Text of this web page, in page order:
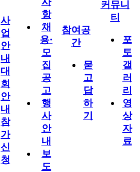
사
업
안
내
대
회
안
내
참
가
신
청
항
채
용·
모
집
공
고
행
사
안
내
보
도
참여공
간
묻
고
답
하
기
커뮤니
티
포
토
갤
러
리
영
상
자
료